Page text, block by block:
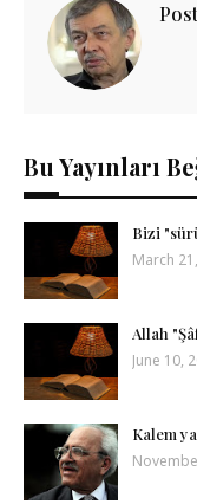
Bu Yayınları
Bizi
March
Allah
June 10,
Kalem